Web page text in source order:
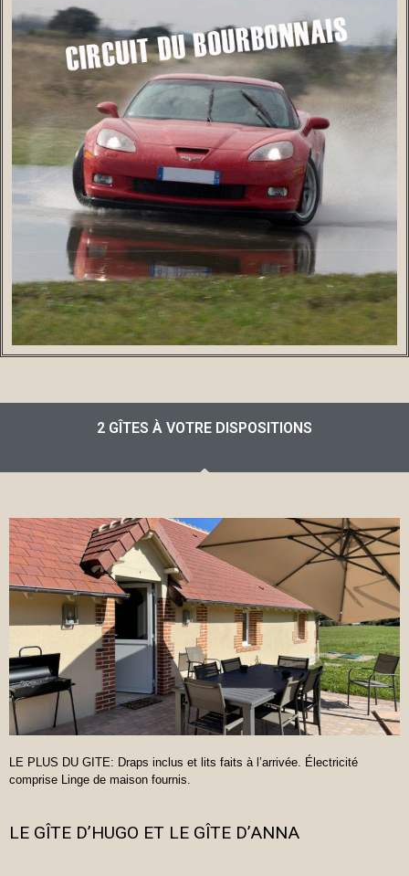
2 GÎTES À VOTRE DISPOSITIONS
LE PLUS DU GITE: Draps inclus et lits faits à l’arrivée. Électricité
comprise Linge de maison fournis.
LE GÎTE D’HUGO ET LE GÎTE D’ANNA